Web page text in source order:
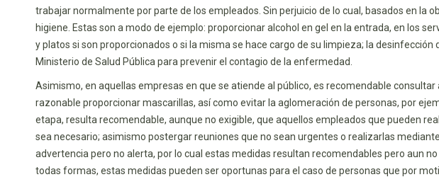
trabajar normalmente por parte de los empleados. Sin perjuicio de lo cual, basados en
higiene. Estas son a modo de ejemplo: proporcionar alcohol en gel en la entrada, en los
y platos si son proporcionados o si la misma se hace cargo de su limpieza; la
Ministerio de Salud Pública para prevenir el contagio de la enfermedad.
Asimismo, en aquellas empresas en que se atiende al público, es recomendable
razonable proporcionar mascarillas, así como evitar la aglomeración de personas, por
etapa, resulta recomendable, aunque no exigible, que aquellos empleados que pueden
sea necesario; asimismo postergar reuniones que no sean urgentes o realizarlas
advertencia pero no alerta, por lo cual estas medidas resultan recomendables pero aun
todas formas, estas medidas pueden ser oportunas para el caso de personas que por